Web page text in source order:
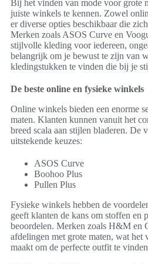
Bij het vinden van mode voor grote
juiste winkels te kennen. Zowel
er diverse opties beschikbaar die
Merken zoals ASOS Curve en
stijlvolle kleding voor iedereen,
belangrijk om je bewust te zijn van
kledingstukken te vinden die bij je
De beste online en fysieke winkels
Online winkels bieden een enorme
maten. Klanten kunnen vanuit het
breed scala aan stijlen bladeren. De
uitstekende keuzes:
ASOS Curve
Boohoo Plus
Pullen Plus
Fysieke winkels hebben de
geeft klanten de kans om stoffen en
beoordelen. Merken zoals H&M en
afdelingen met grote maten, wat het
maakt om de perfecte outfit te